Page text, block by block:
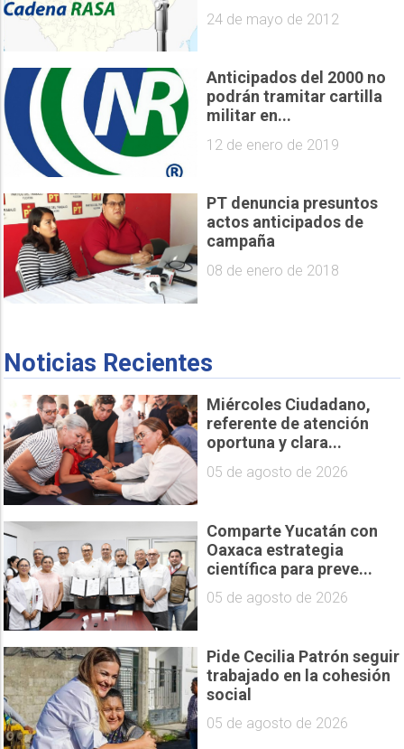
24 de mayo de 2012
Anticipados del 2000 no
podrán tramitar cartilla
militar en...
12 de enero de 2019
PT denuncia presuntos
actos anticipados de
campaña
08 de enero de 2018
Noticias Recientes
Miércoles Ciudadano,
referente de atención
oportuna y clara...
05 de agosto de 2026
Comparte Yucatán con
Oaxaca estrategia
científica para preve...
05 de agosto de 2026
Pide Cecilia Patrón seguir
trabajado en la cohesión
social
05 de agosto de 2026